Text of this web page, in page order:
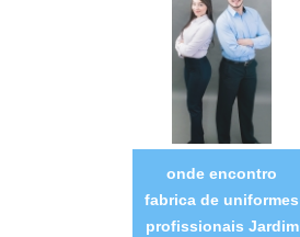
onde encontro
fabrica de uniformes
profissionais Jardim